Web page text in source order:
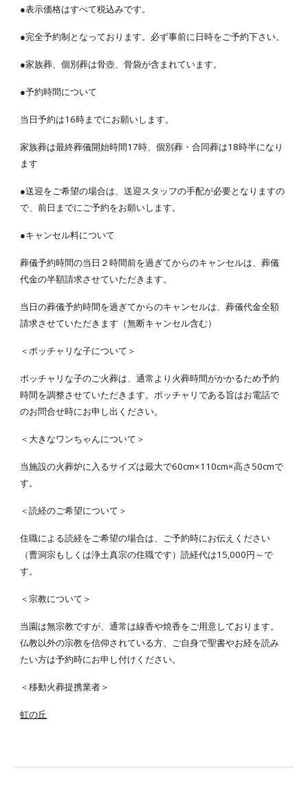
●表示価格はすべて税込みです。
●完全予約制となっております。必ず事前に日時をご予約下さい。
●家族葬、個別葬は骨壺、骨袋が含まれています。
●予約時間について
当日予約は16時までにお願いします。
家族葬は最終葬儀開始時間17時、個別葬・合同葬は18時半になり
ます
●送迎をご希望の場合は、送迎スタッフの手配が必要となりますの
で、前日までにご予約をお願いします。
●キャンセル料について
葬儀予約時間の当日２時間前を過ぎてからのキャンセルは、葬儀
代金の半額請求させていただきます。
当日の葬儀予約時間を過ぎてからのキャンセルは、葬儀代金全額
請求させていただきます（無断キャンセル含む）
＜ポッチャリな子について＞
ポッチャリな子のご火葬は、通常より火葬時間がかかるため予約
時間を調整させていただきます。ポッチャリである旨はお電話で
のお問合せ時にお申し出ください。
＜大きなワンちゃんについて＞
当施設の火葬炉に入るサイズは最大で60cm×110cm×高さ50cmで
す。
＜読経のご希望について＞
住職による読経をご希望の場合は、ご予約時にお伝えください
（曹洞宗もしくは浄土真宗の住職です）読経代は15,000円～で
す。
＜宗教について＞
当園は無宗教ですが、通常は線香や焼香をご用意しております。
仏教以外の宗教を信仰されている方、ご自身で聖書やお経を読み
たい方は予約時にお申し付けください。
＜移動火葬提携業者＞
虹の丘